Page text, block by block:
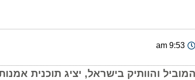
9:53
והוותיק בישראל, יציג תוכנית